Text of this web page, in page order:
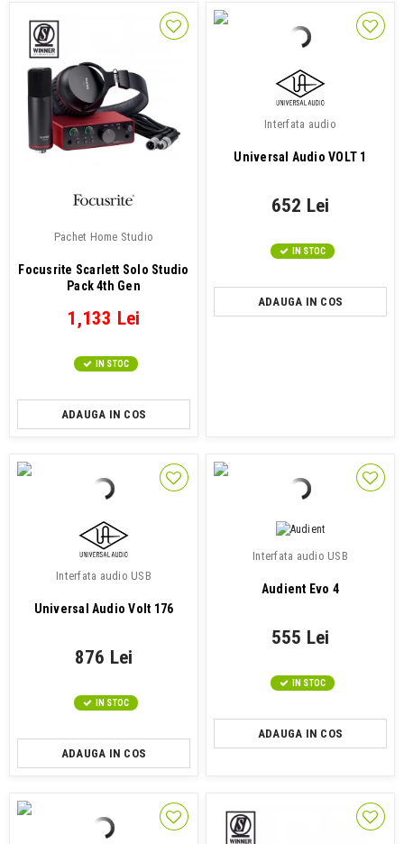
Pachet Home Studio
Focusrite Scarlett Solo Studio
Pack 4th Gen
1,133 Lei
IN STOC
ADAUGA IN COS
Interfata audio
Universal Audio VOLT 1
652 Lei
IN STOC
ADAUGA IN COS
Interfata audio USB
Universal Audio Volt 176
876 Lei
IN STOC
ADAUGA IN COS
Interfata audio USB
Audient Evo 4
555 Lei
IN STOC
ADAUGA IN COS